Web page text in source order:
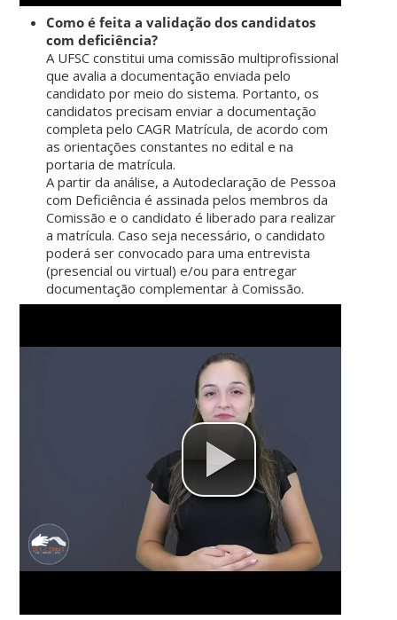
Como é feita a validação dos candidatos
com deficiência?
A UFSC constitui uma comissão multiprofissional
que avalia a documentação enviada pelo
candidato por meio do sistema. Portanto, os
candidatos precisam enviar a documentação
completa pelo CAGR Matrícula, de acordo com
as orientações constantes no edital e na
portaria de matrícula.
A partir da análise, a Autodeclaração de Pessoa
com Deficiência é assinada pelos membros da
Comissão e o candidato é liberado para realizar
a matrícula. Caso seja necessário, o candidato
poderá ser convocado para uma entrevista
(presencial ou virtual) e/ou para entregar
documentação complementar à Comissão.